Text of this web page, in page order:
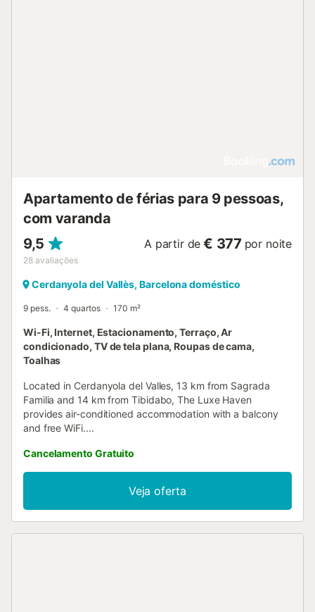
Apartamento de férias para 9 pessoas,
com varanda
9,5
28 avaliações
A partir de € 377 por noite
Cerdanyola del Vallès, Barcelona doméstico
9 pess. 4 quartos 170 m²
Wi-Fi, Internet, Estacionamento, Terraço, Ar
condicionado, TV de tela plana, Roupas de cama,
Toalhas
Located in Cerdanyola del Valles, 13 km from Sagrada
Familia and 14 km from Tibidabo, The Luxe Haven
provides air-conditioned accommodation with a balcony
and free WiFi....
Cancelamento Gratuito
Veja oferta